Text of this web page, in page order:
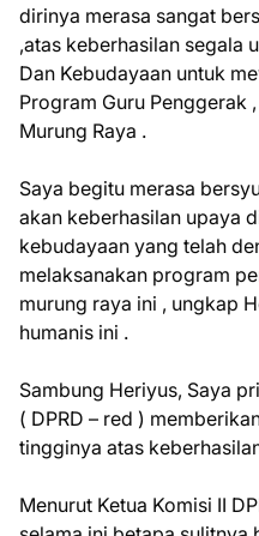
dirinya merasa sangat
,atas keberhasilan segala
Dan Kebudayaan untuk
Program Guru Penggerak
Murung Raya .
Saya begitu merasa
akan keberhasilan upaya
kebudayaan yang telah
melaksanakan program
murung raya ini , ungkap
humanis ini .
Sambung Heriyus, Saya
( DPRD – red )
tingginya atas
Menurut Ketua Komisi II